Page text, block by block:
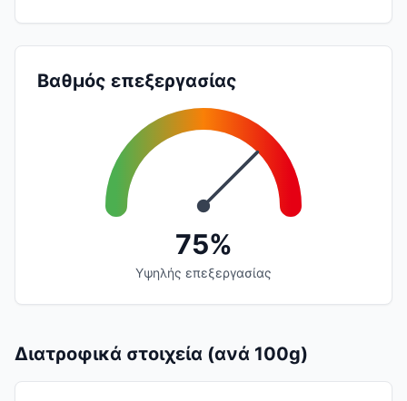
Βαθμός επεξεργασίας
75%
Υψηλής επεξεργασίας
Διατροφικά στοιχεία (ανά 100g)